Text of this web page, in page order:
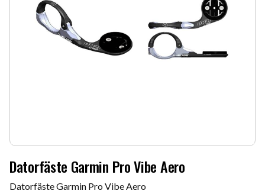
Datorfäste Garmin Pro Vibe Aero
Datorfäste Garmin Pro Vibe Aero